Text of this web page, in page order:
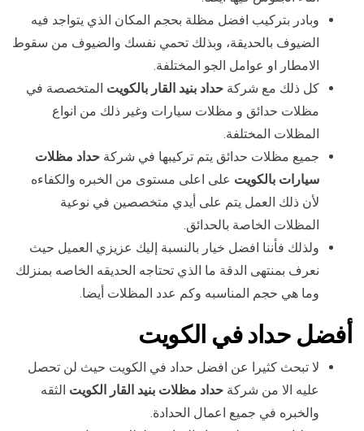
وبادر بتركيب افضل مظلة بحجم المكان الذي يتواجد فيه
الضيوف بالحديقة، وبذلك تحمي نفسك والضيوف من سقوط
الامطار او عوامل الجو المختلفة.
كل ذلك مع شركة حداد بنيد القار بالكويت المتخصصة في
مظلات حدائق و مظلات سيارات وغير ذلك من انواع
المظلات المختلفة.
جميع مظلات حدائق يتم تركيبها في شركة حداد مظلات
سيارات بالكويت على اعلى مستوى من الخبره والكفاءه
لأن ذلك العمل يتم على أيدي متخصصين في نوعية
المظلات الخاصة بالحدائق.
ولذلك فأننا افضل خيار بالنسبة إليك عزيزي العميل حيث
نعرف بمنتهى الدقة ما الذي تحتاجه الحديقه الخاصه بمنزلك
وما هي حجم المناسبه وكم عدد المظلات أيضا.
أفضل حداد في الكويت
لا تبحث كثيرا عن افضل حداد في الكويت حيث لن تحصل
عليه الا من شركة حداد مظلات بنيد القار الكويت الثقه
والخبره في جميع اعمال الحدادة.